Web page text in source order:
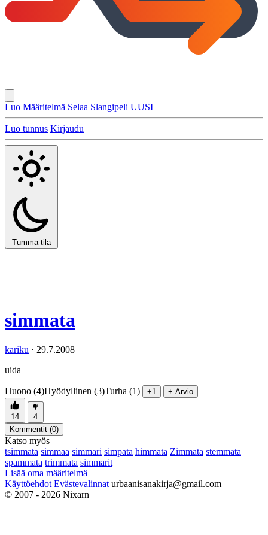
Luo Määritelmä Selaa Slangipeli UUSI
Luo tunnus Kirjaudu
Tumma tila
simmata
kariku · 29.7.2008
uida
Huono (4)Hyödyllinen (3)Turha (1) +1 + Arvio
14
4
Kommentit (0)
Katso myös
tsimmata simmaa simmari simpata himmata Zimmata stemmata
spammata trimmata simmarit
Lisää oma määritelmä
Käyttöehdot Evästevalinnat urbaanisanakirja@gmail.com
© 2007 - 2026 Nixarn